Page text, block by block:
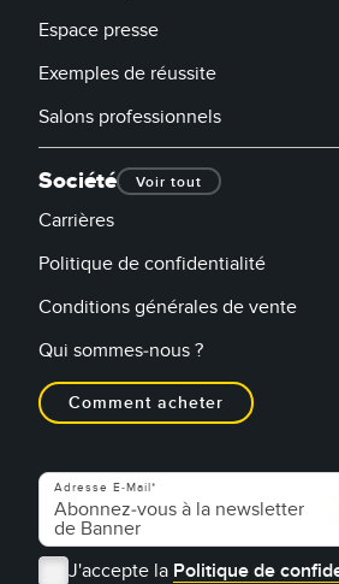
Espace presse
Exemples de réussite
Salons professionnels
Société Voir tout
Carrières
Politique de confidentialité
Conditions générales de vente
Qui sommes-nous ?
Comment acheter
Adresse E-Mail
J'accepte la Politique de